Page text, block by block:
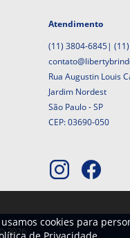
Atendimento
(11) 3804-6845|
Rua Augustin Louis
Jardim Nordest
São Paulo - SP
CEP: 03690-050
2026
cookies para